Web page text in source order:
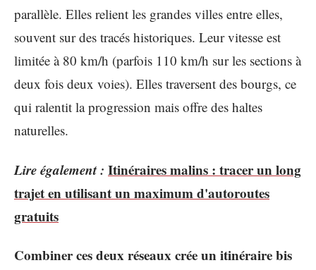
parallèle. Elles relient les grandes villes entre elles,
souvent sur des tracés historiques. Leur vitesse est
limitée à 80 km/h (parfois 110 km/h sur les sections à
deux fois deux voies). Elles traversent des bourgs, ce
qui ralentit la progression mais offre des haltes
naturelles.
Lire également : Itinéraires malins : tracer un long
trajet en utilisant un maximum d'autoroutes
gratuits
Combiner ces deux réseaux crée un itinéraire bis